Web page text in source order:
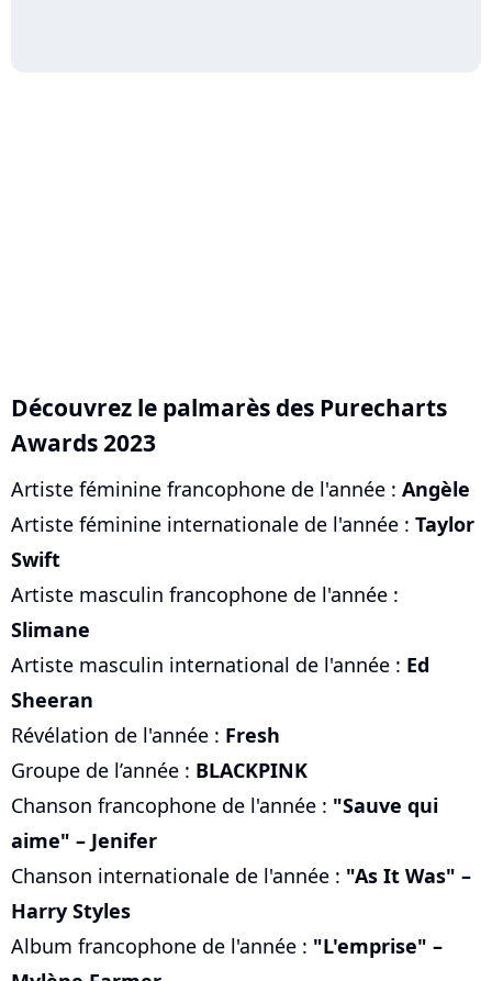
Découvrez le palmarès des Purecharts
Awards 2023
Artiste féminine francophone de l'année : Angèle
Artiste féminine internationale de l'année : Taylor
Swift
Artiste masculin francophone de l'année :
Slimane
Artiste masculin international de l'année : Ed
Sheeran
Révélation de l'année : Fresh
Groupe de l’année : BLACKPINK
Chanson francophone de l'année : "Sauve qui
aime" – Jenifer
Chanson internationale de l'année : "As It Was" –
Harry Styles
Album francophone de l'année : "L'emprise" –